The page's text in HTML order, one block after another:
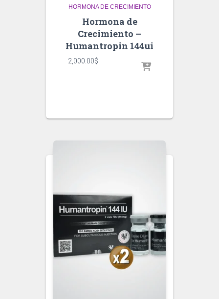
HORMONA DE CRECIMIENTO
Hormona de
Crecimiento –
Humantropin 144ui
2,000.00$